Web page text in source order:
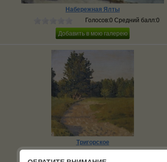
Набережная Ялты
Голосов:0 Средний балл:0
Тригорское